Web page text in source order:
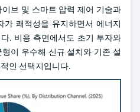
브 및 스마트 압력 제어 기술과
가 쾌적성을 유지하면서 에너지
. 비용 측면에서도 초기 투자와
이 우수해 신규 설치와 기존 설
인 선택지입니다.